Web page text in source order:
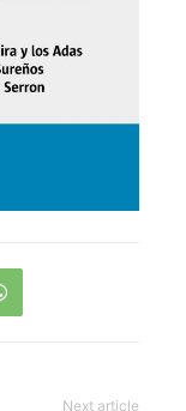
Next article